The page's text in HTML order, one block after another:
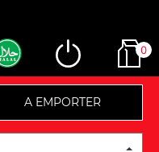
0
A EMPORTER